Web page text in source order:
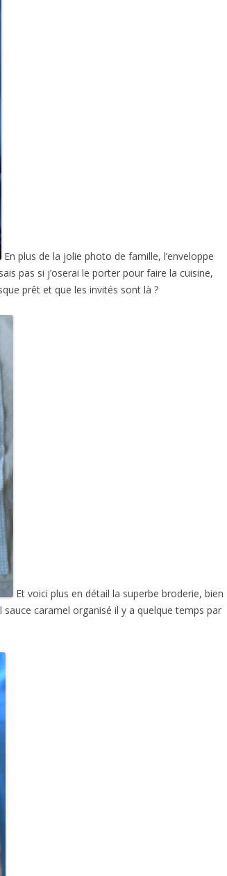
En plus de la jolie photo de famille, l’enveloppe
pas si j’oserai le porter pour faire la cuisine,
prêt et que les invités sont là ?
Et voici plus en détail la superbe broderie, bien
caramel organisé il y a quelque temps par